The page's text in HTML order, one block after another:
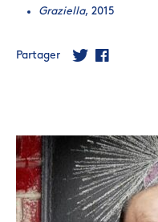
Graziella, 2015
Partager